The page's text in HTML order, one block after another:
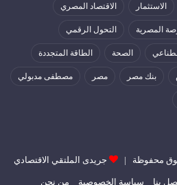
الاستثمار الاقتصاد المصري
المصرية التحول الرقمي
الصحة الطاقة المتجددة
بنك مصر مصر مصطفى مدبولي
جريدى الملتقي الاقتصادي
بنا سياسة الخصوصية من نحن